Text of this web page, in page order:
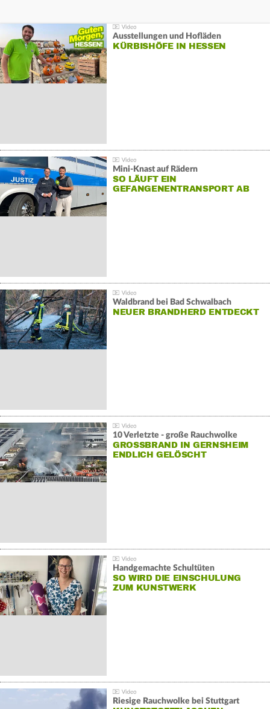
Ausstellungen und Hofläden
KÜRBISHÖFE IN HESSEN
Mini-Knast auf Rädern
SO LÄUFT EIN
GEFANGENENTRANSPORT AB
Waldbrand bei Bad Schwalbach
NEUER BRANDHERD ENTDECKT
10 Verletzte - große Rauchwolke
GROSSBRAND IN GERNSHEIM E
NDLICH GELÖSCHT
Handgemachte Schultüten
SO WIRD DIE EINSCHULUNG
ZUM KUNSTWERK
Riesige Rauchwolke bei Stuttgart